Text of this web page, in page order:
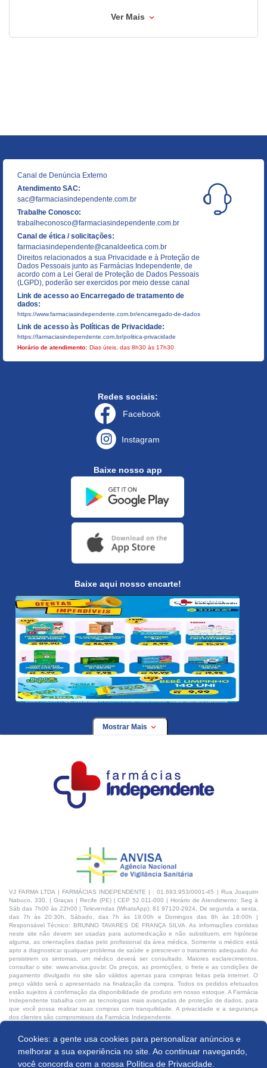
Produto indisponível
Ver Mais
Cookies: a gente usa cookies para personalizar anúncios e
melhorar a sua experiência no site. Ao continuar navegando,
você concorda com a nossa Política de Privacidade.
Canal de Denúncia Externo
Atendimento SAC:
sac@farmaciasindependente.com.br
Trabalhe Conosco:
trabalheconosco@farmaciasindependente.com.br
Canal de ética / solicitações:
farmaciasindependente@canaldeetica.com.br
Direitos relacionados a sua Privacidade e à Proteção de
Dados Pessoais junto as Farmácias Independente, de
acordo com a Lei Geral de Proteção de Dados Pessoais
(LGPD), poderão ser exercidos por meio desse canal
Link de acesso ao Encarregado de tratamento de
dados:
https://www.farmaciasindependente.com.br/encarregado-de-dados
Link de acesso às Políticas de Privacidade:
https://farmaciasindependente.com.br/politica-privacidade
Horário de atendimento: Dias úteis, das 8h30 às 17h30
Redes sociais:
Facebook
Instagram
Baixe nosso app
Baixe aqui nosso encarte!
Mostrar Mais
VJ FARMA LTDA | FARMÁCIAS INDEPENDENTE | : 01.693.953/0001-45 | Rua Joaquim
Nabuco, 330, | Graças | Recife (PE) | CEP 52.011-000 | Horário de Atendimento: Seg à
Sáb das 7h00 às 22h00 | Televendas (WhatsApp): 81 97120-2924, De segunda a sexta,
das 7h às 20:30h, Sábado, das 7h às 19:00h e Domingos das 8h às 18:00h |
Responsável Técnico: BRUNNO TAVARES DE FRANÇA SILVA. As informações contidas
neste site não devem ser usadas para automedicação e não substituem, em hipótese
alguma, as orientações dadas pelo profissional da área médica. Somente o médico está
apto a diagnosticar qualquer problema de saúde e prescrever o tratamento adequado. Ao
persistirem os sintomas, um médico deverá ser consultado. Maiores esclarecimentos,
consultar o site: www.anvisa.gov.br. Os preços, as promoções, o frete e as condições de
pagamento divulgado no site são válidos apenas para compras feitas pela internet. O
preço válido será o apresentado na finalização da compra. Todos os pedidos efetuados
estão sujeitos à confirmação da disponibilidade de produto em nosso estoque. A Farmácia
Independente trabalha com as tecnologias mais avançadas de proteção de dados, para
que você possa realizar suas compras com tranquilidade. A privacidade e a segurança
dos clientes são compromissos da Farmácia Independente.
Desenvolvido por: